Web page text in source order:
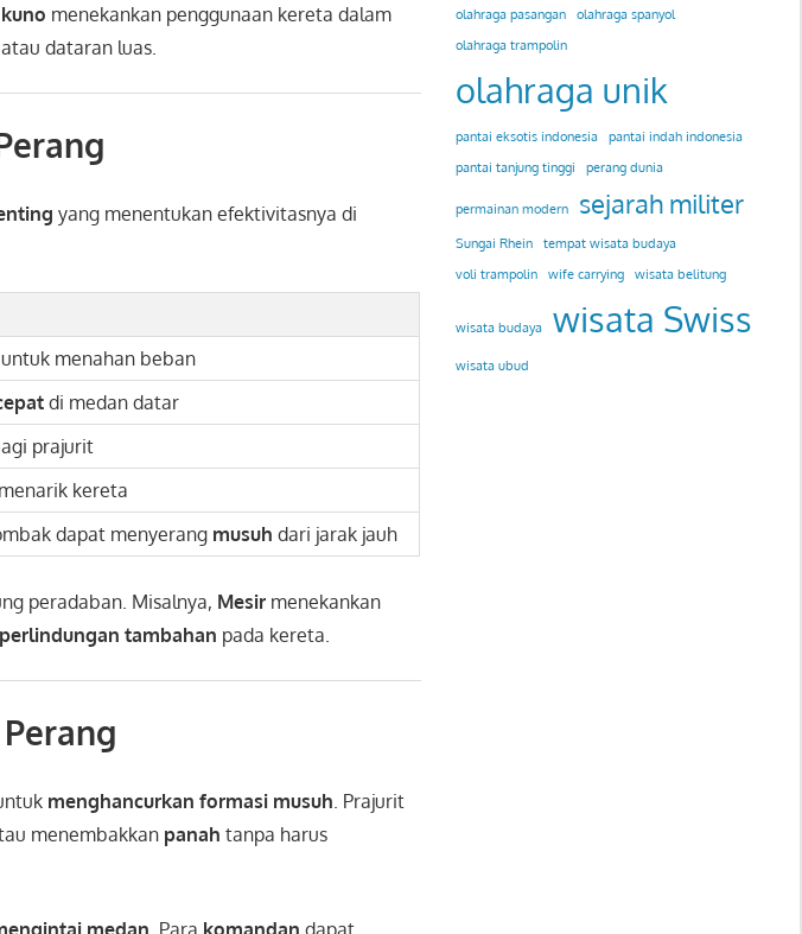
menekankan penggunaan kereta dalam
dataran luas.
yang menentukan efektivitasnya di
menahan beban
di medan datar
prajurit
kereta
dapat menyerang musuh dari jarak jauh
peradaban. Misalnya, Mesir menekankan
perlindungan tambahan pada kereta.
menghancurkan formasi musuh . Prajurit
menembakkan panah tanpa harus
medan . Para komandan dapat
olahraga pasangan
olahraga spanyol
olahraga trampolin
olahraga unik
pantai eksotis indonesia
pantai indah indonesia
pantai tanjung tinggi
perang dunia
permainan modern sejarah militer
Sungai Rhein
tempat wisata budaya
voli trampolin
wife carrying wisata belitung
wisata budaya wisata Swiss
wisata ubud